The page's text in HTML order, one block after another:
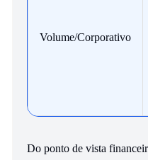
Volume/Corporativo
Do ponto de vista